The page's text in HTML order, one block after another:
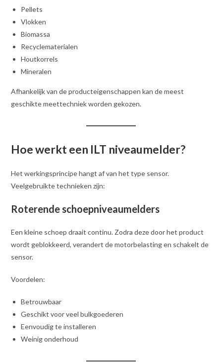
Pellets
Vlokken
Biomassa
Recyclematerialen
Houtkorrels
Mineralen
Afhankelijk van de producteigenschappen kan de meest
geschikte meettechniek worden gekozen.
Hoe werkt een ILT niveaumelder?
Het werkingsprincipe hangt af van het type sensor.
Veelgebruikte technieken zijn:
Roterende schoepniveaumelders
Een kleine schoep draait continu. Zodra deze door het product
wordt geblokkeerd, verandert de motorbelasting en schakelt de
sensor.
Voordelen:
Betrouwbaar
Geschikt voor veel bulkgoederen
Eenvoudig te installeren
Weinig onderhoud